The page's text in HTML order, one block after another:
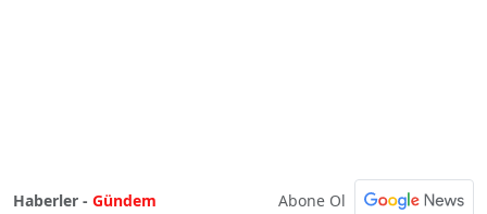
Haberler - Gündem Abone Ol